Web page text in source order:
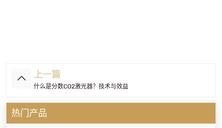
上一篇
什么是分数CO2激光器？技术与效益
热门产品